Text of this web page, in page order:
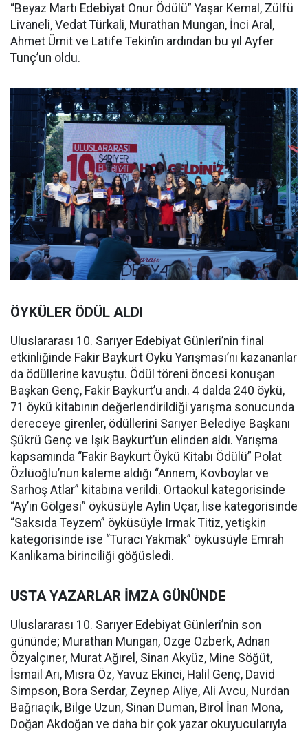
“Beyaz Martı Edebiyat Onur Ödülü” Yaşar Kemal, Zülfü
Livaneli, Vedat Türkali, Murathan Mungan, İnci Aral,
Ahmet Ümit ve Latife Tekin’in ardından bu yıl Ayfer
Tunç’un oldu.
ÖYKÜLER ÖDÜL ALDI
Uluslararası 10. Sarıyer Edebiyat Günleri’nin final
etkinliğinde Fakir Baykurt Öykü Yarışması’nı kazananlar
da ödüllerine kavuştu. Ödül töreni öncesi konuşan
Başkan Genç, Fakir Baykurt’u andı. 4 dalda 240 öykü,
71 öykü kitabının değerlendirildiği yarışma sonucunda
dereceye girenler, ödüllerini Sarıyer Belediye Başkanı
Şükrü Genç ve Işık Baykurt’un elinden aldı. Yarışma
kapsamında “Fakir Baykurt Öykü Kitabı Ödülü” Polat
Özlüoğlu’nun kaleme aldığı “Annem, Kovboylar ve
Sarhoş Atlar” kitabına verildi. Ortaokul kategorisinde
“Ay’ın Gölgesi” öyküsüyle Aylin Uçar, lise kategorisinde
“Saksıda Teyzem” öyküsüyle Irmak Titiz, yetişkin
kategorisinde ise “Turacı Yakmak” öyküsüyle Emrah
Kanlıkama birinciliği göğüsledi.
USTA YAZARLAR İMZA GÜNÜNDE
Uluslararası 10. Sarıyer Edebiyat Günleri’nin son
gününde; Murathan Mungan, Özge Özberk, Adnan
Özyalçıner, Murat Ağırel, Sinan Akyüz, Mine Söğüt,
İsmail Arı, Mısra Öz, Yavuz Ekinci, Halil Genç, David
Simpson, Bora Serdar, Zeynep Aliye, Ali Avcu, Nurdan
Bağrıaçık, Bilge Uzun, Sinan Duman, Birol İnan Mona,
Doğan Akdoğan ve daha bir çok yazar okuyucularıyla